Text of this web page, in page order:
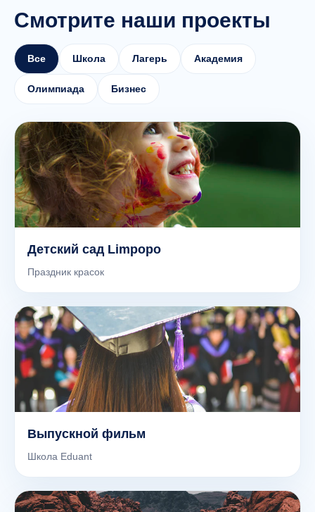
Смотрите наши проекты
Все Школа Лагерь Академия
Олимпиада Бизнес
Детский сад Limpopo
Праздник красок
Выпускной фильм
Школа Eduant